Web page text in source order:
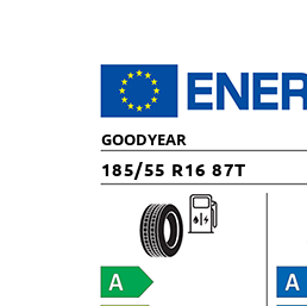
GOODYEAR
185/55 R16 87T